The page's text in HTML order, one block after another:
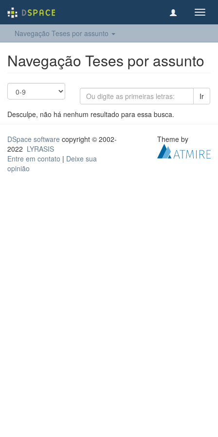
Navegação Teses por assunto
Navegação Teses por assunto
Ir
Desculpe, não há nenhum resultado para essa busca.
DSpace software copyright © 2002-
2022 LYRASIS
Entre em contato | Deixe sua
opinião
Theme by